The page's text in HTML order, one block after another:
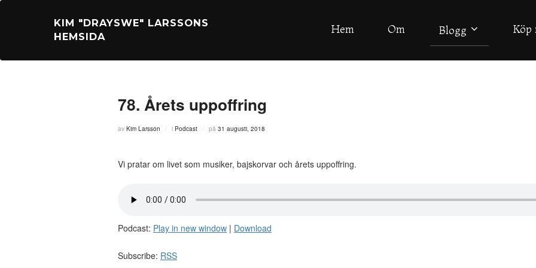
Hoppa
KIM "DRAYSWE" LARSSONS
HEMSIDA
Hem Om Blogg Köp
78. Årets uppoffring
av Kim Larsson i Podcast på Publicerat
31 augusti, 2018
Vi pratar om livet som musiker, bajskorvar och årets uppoffring.
Podcast: Play in new window | Download
Subscribe: RSS